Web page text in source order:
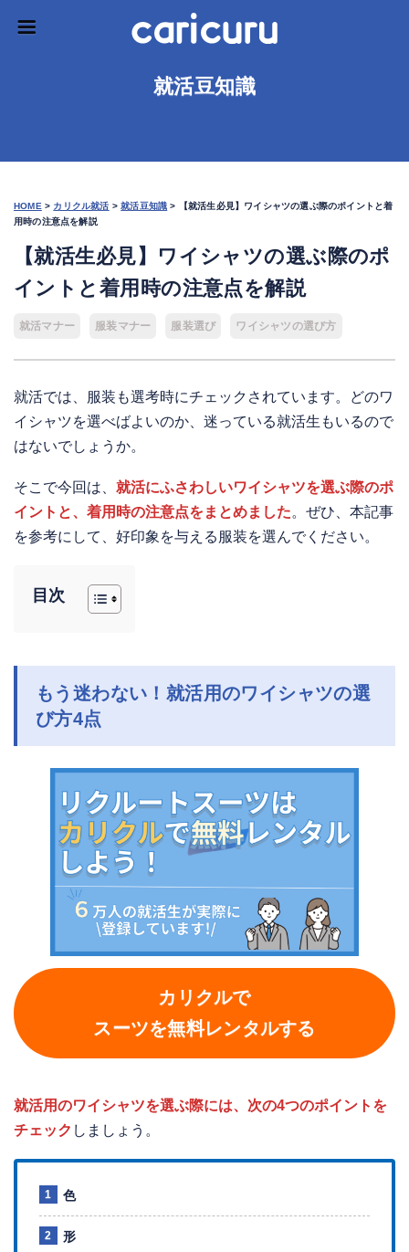
就活豆知識
HOME > カリクル就活 >就活豆知識 >
【就活生必見】ワイシャツの選ぶ際のポイントと着
用時の注意点を解説
【就活生必見】ワイシャツの選ぶ際のポ
イントと着用時の注意点を解説
就活マナー 服装マナー 服装選び ワイシャツの選び方
就活では、服装も選考時にチェックされています。どのワ
イシャツを選べばよいのか、迷っている就活生もいるので
はないでしょうか。
そこで今回は、 就活にふさわしいワイシャツを選ぶ際のポ
イントと、着用時の注意点をまとめました。ぜひ、本記事
を参考にして、好印象を与える服装を選んでください。
目次
もう迷わない！就活用のワイシャツの選
び方4点
カリクルで
スーツを無料レンタルする
就活用のワイシャツを選ぶ際には、次の4つのポイントを
チェック しましょう。
色
形